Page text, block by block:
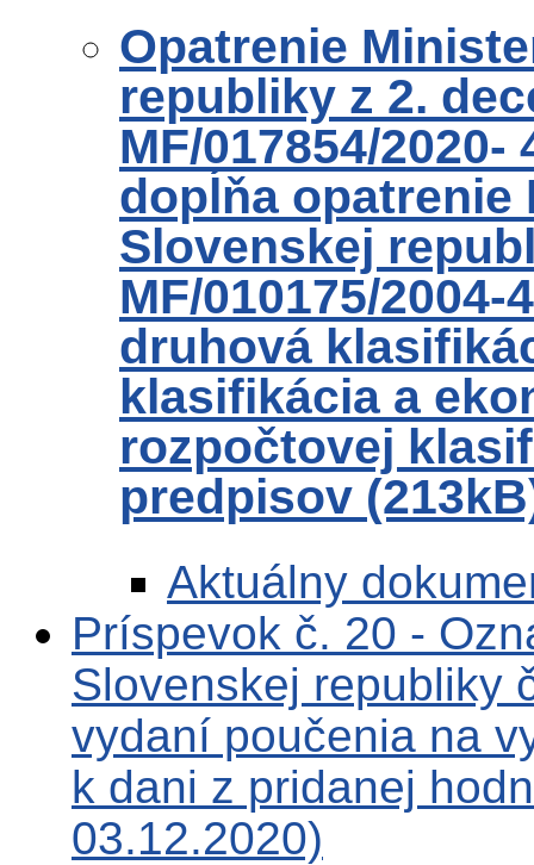
Opatrenie
republiky z 2.
MF/017854/
dopĺňa
Slovenskej
MF/010175/
druhová
klasifikácia a
rozpočtovej
predpisov
Aktuálny
Príspevok č. 20 -
Slovenskej republiky
vydaní poučenia na
k dani z pridanej
03.12.2020)